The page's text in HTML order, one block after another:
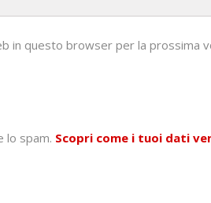
in questo browser per la prossima
lo spam. Scopri come i tuoi dati